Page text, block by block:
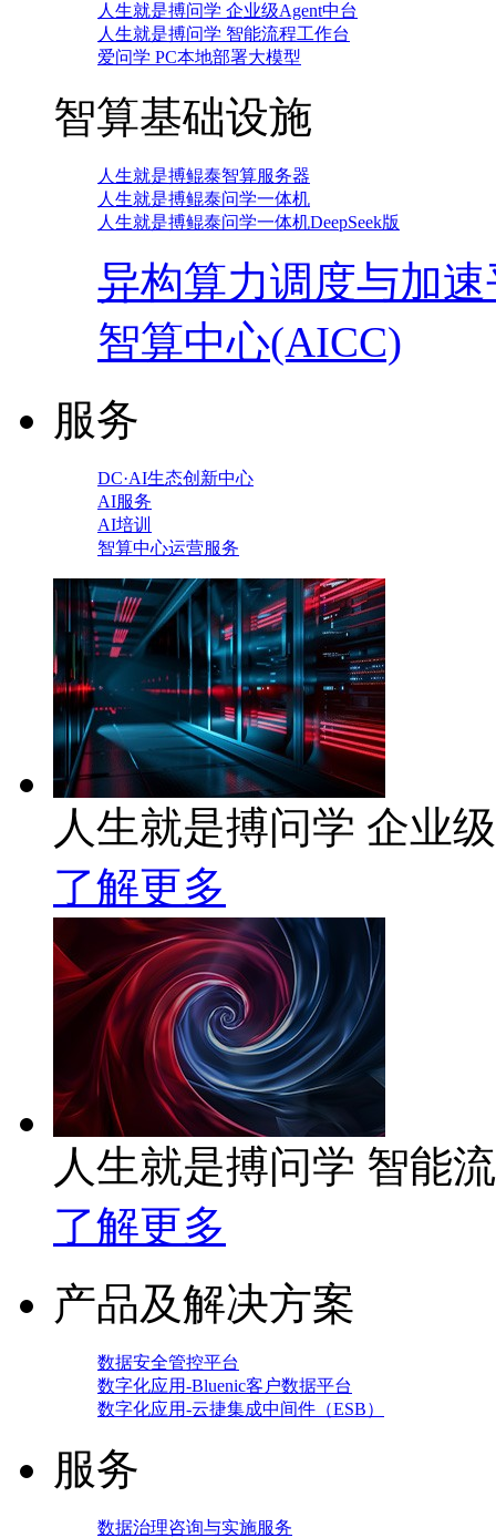
人生就是搏问学 企业级Agent中台
人生就是搏问学 智能流程工作台
爱问学 PC本地部署大模型
智算基础设施
人生就是搏鲲泰智算服务器
人生就是搏鲲泰问学一体机
人生就是搏鲲泰问学一体机DeepSeek版
异构算力调度与加
智算中心(AICC)
服务
DC·AI生态创新中心
AI服务
AI培训
智算中心运营服务
人生就是搏问学 企业
了解更多
人生就是搏问学 智能
了解更多
产品及解决方案
数据安全管控平台
数字化应用-Bluenic客户数据平台
数字化应用-云捷集成中间件（ESB）
服务
数据治理咨询与实施服务